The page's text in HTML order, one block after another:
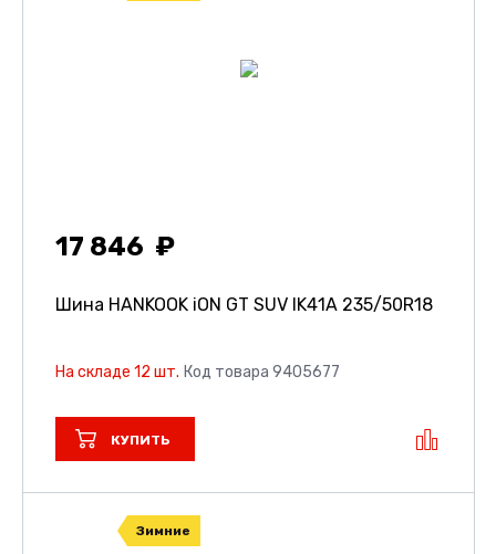
17 846
Шина HANKOOK iON GT SUV IK41A 235/50R18
На складе 12 шт. Код товара 9405677
КУПИТЬ
Зимние